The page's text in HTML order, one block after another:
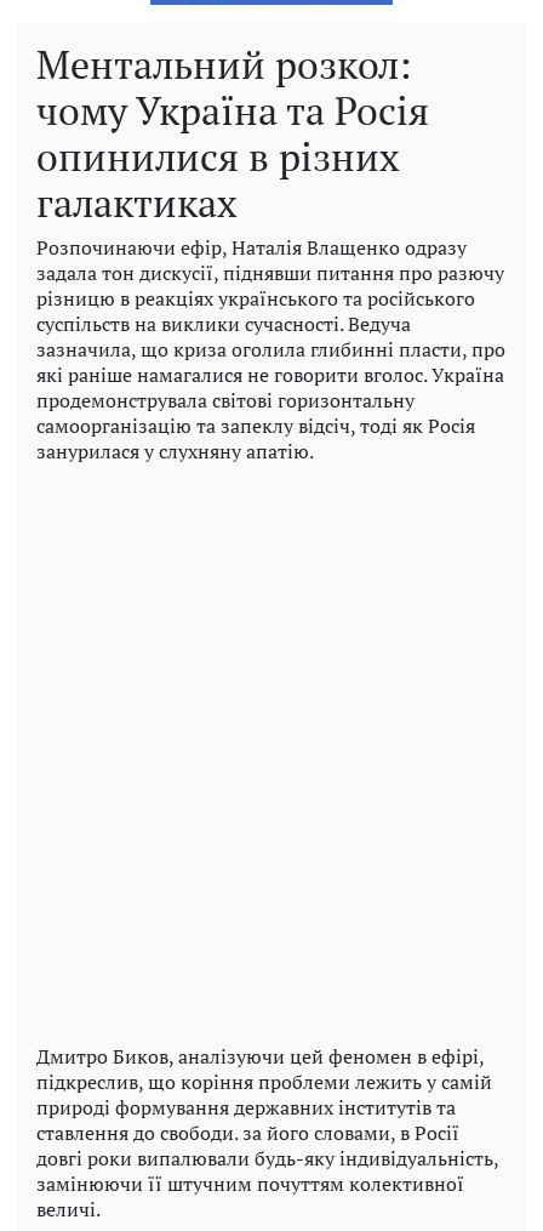
Ментальний розкол:
чому Україна та Росія
опинилися в різних
галактиках
Розпочинаючи ефір, Наталія Влащенко одразу
задала тон дискусії, піднявши питання про разючу
різницю в реакціях українського та російського
суспільств на виклики сучасності. Ведуча
зазначила, що криза оголила глибинні пласти, про
які раніше намагалися не говорити вголос. Україна
продемонструвала світові горизонтальну
самоорганізацію та запеклу відсіч, тоді як Росія
занурилася у слухняну апатію.
Дмитро Биков, аналізуючи цей феномен в ефірі,
підкреслив, що коріння проблеми лежить у самій
природі формування державних інститутів та
ставлення до свободи. за його словами, в Росії
довгі роки випалювали будь-яку індивідуальність,
замінюючи її штучним почуттям колективної
величі.